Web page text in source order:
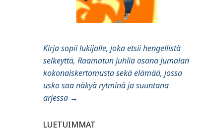
Kirja sopii lukijalle, joka etsii hengellistä
selkeyttä, Raamatun juhlia osana Jumalan
kokonaiskertomusta sekä elämää, jossa
usko saa näkyä rytminä ja suuntana
arjessa →
LUETUIMMAT